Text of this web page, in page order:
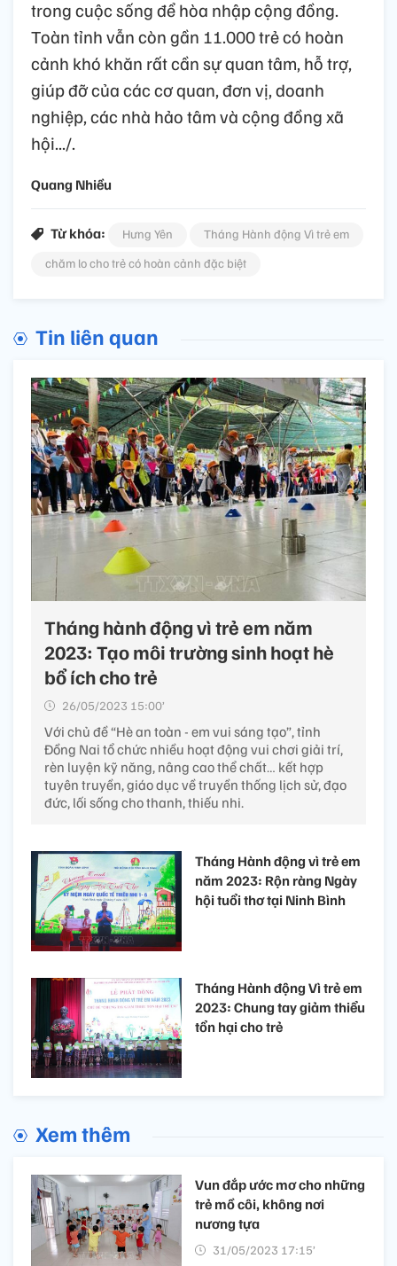
trong cuộc sống để hòa nhập cộng đồng.
Toàn tỉnh vẫn còn gần 11.000 trẻ có hoàn
cảnh khó khăn rất cần sự quan tâm, hỗ trợ,
giúp đỡ của các cơ quan, đơn vị, doanh
nghiệp, các nhà hảo tâm và cộng đồng xã
hội.../.
Quang Nhiều
Từ khóa: Hưng Yên
Tháng Hành động Vì trẻ em
chăm lo cho trẻ có hoàn cảnh đặc biệt
Tin liên quan
Tháng hành động vì trẻ em năm
2023: Tạo môi trường sinh hoạt hè
bổ ích cho trẻ
26/05/2023 15:00’
Với chủ đề “Hè an toàn - em vui sáng tạo”, tỉnh
Đồng Nai tổ chức nhiều hoạt động vui chơi giải trí,
rèn luyện kỹ năng, nâng cao thể chất… kết hợp
tuyên truyền, giáo dục về truyền thống lịch sử, đạo
đức, lối sống cho thanh, thiếu nhi.
Tháng Hành động vì trẻ em
năm 2023: Rộn ràng Ngày
hội tuổi thơ tại Ninh Bình
Tháng Hành động Vì trẻ em
2023: Chung tay giảm thiểu
tổn hại cho trẻ
Xem thêm
Vun đắp ước mơ cho những
trẻ mồ côi, không nơi
nương tựa
31/05/2023 17:15’